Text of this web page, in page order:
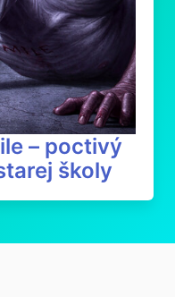
– poctivý
školy